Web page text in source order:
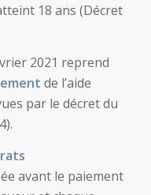
18 ans (Décret
2021 reprend
de l’aide
par le décret du
avant le paiement